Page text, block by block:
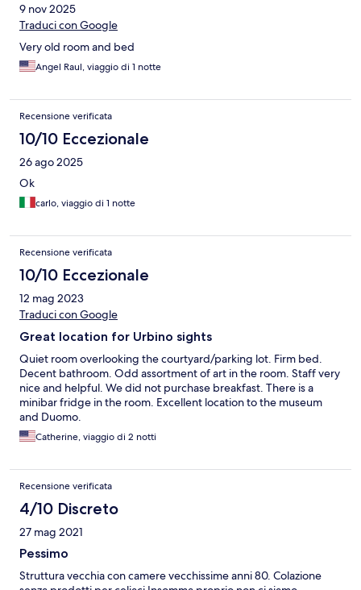
9 nov 2025
Traduci con Google
Very old room and bed
Angel Raul, viaggio di 1 notte
Recensione verificata
10/10 Eccezionale
26 ago 2025
Ok
carlo, viaggio di 1 notte
Recensione verificata
10/10 Eccezionale
12 mag 2023
Traduci con Google
Great location for Urbino sights
Quiet room overlooking the courtyard/parking lot. Firm bed.
Decent bathroom. Odd assortment of art in the room. Staff very
nice and helpful. We did not purchase breakfast. There is a
minibar fridge in the room. Excellent location to the museum
and Duomo.
Catherine, viaggio di 2 notti
Recensione verificata
4/10 Discreto
27 mag 2021
Pessimo
Struttura vecchia con camere vecchissime anni 80. Colazione